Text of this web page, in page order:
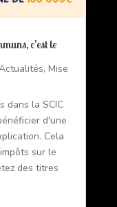
c’est le
, Mise
dans la SCIC
d'une
Cela
sur le
des titres